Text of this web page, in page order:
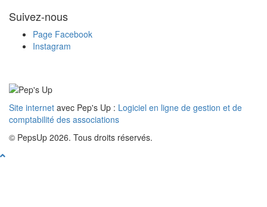
Suivez-nous
Page Facebook
Instagram
Site internet avec Pep's Up : Logiciel en ligne de gestion et de
comptabilité des associations
© PepsUp 2026. Tous droits réservés.